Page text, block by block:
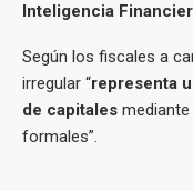
Inteligencia
Según los fiscales a
irregular “representa
de capitales
formales”.